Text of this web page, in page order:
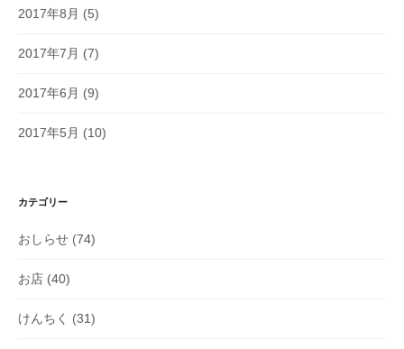
2017年8月 (5)
2017年7月 (7)
2017年6月 (9)
2017年5月 (10)
カテゴリー
おしらせ (74)
お店 (40)
けんちく (31)